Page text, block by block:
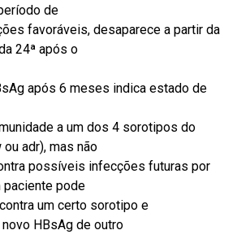
de
favoráveis, desaparece a partir da
24ª após o
após 6 meses indica estado de
a um dos 4 sorotipos do
ou adr), mas não
possíveis infecções futuras por
pode
um certo sorotipo e
HBsAg de outro